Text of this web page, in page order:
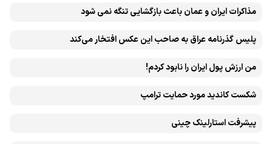
مذاکرات ایران و عمان باعث بازگشایی تنگه نمی شود
پلیس گذرنامه عراق به صاحب این عکس افتخار می‌کند
من ارزش پول ایران را نابود کردم!
شکست کاندید مورد حمایت ترامپ
پیشرفت ‏استارلینک چینی